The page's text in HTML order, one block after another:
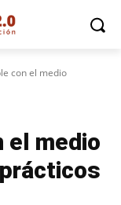
con el medio
el medio